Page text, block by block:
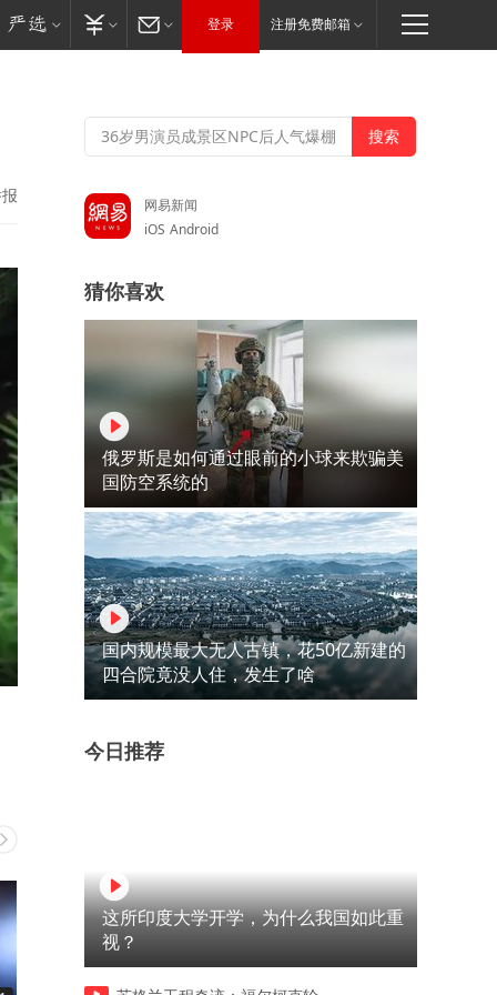
登录 注册免费邮箱
网易新闻
iOS Android
猜你喜欢
俄罗斯是如何通过眼前的小球来欺骗美
国防空系统的
国内规模最大无人古镇，花50亿新建的
四合院竟没人住，发生了啥
今日推荐
这所印度大学开学，为什么我国如此重
视？